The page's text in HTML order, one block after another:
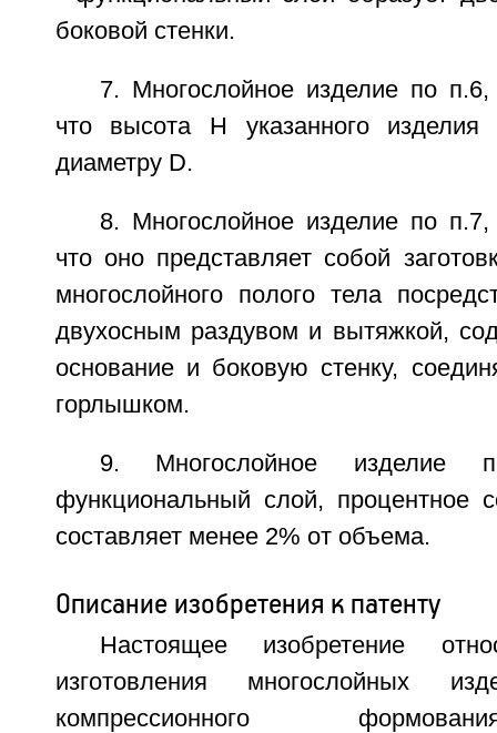
боковой стенки.
7. Многослойное изделие по
что высота Н указанного
диаметру D.
8. Многослойное изделие по
что оно представляет собой
многослойного полого тела
двухосным раздувом и вытяжкой,
основание и боковую стенку,
горлышком.
9. Многослойное
функциональный слой, процентное
составляет менее 2% от объема.
Описание изобретения к патенту
Настоящее изобретение
изготовления многослойных
компрессионного